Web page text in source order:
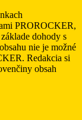
PROROCKER,
dohody s
nie je možné
Redakcia si
obsah